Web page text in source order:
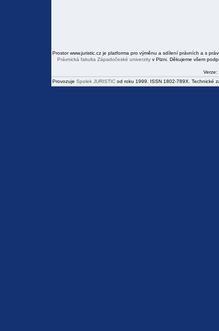
Prostor www.juristic.cz je platforma pro výměnu a sdílení právních a s
Právnická fakulta Západočeské univerzity v Plzni. Děkujeme všem
Verze:
Provozuje Spolek JURISTIC od roku 1999. ISSN 1802-789X. Technické